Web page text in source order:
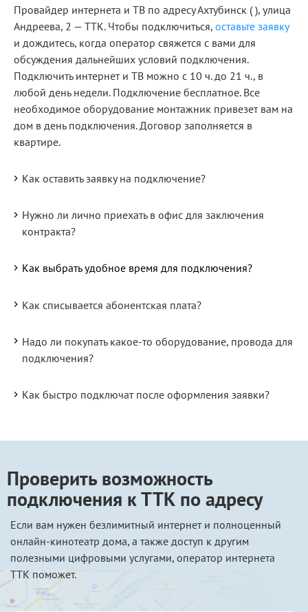
Провайдер интернета и ТВ по адресу Ахтубинск ( ), улица
Андреева, 2 — ТТК. Чтобы подключиться, оставьте заявку
и дождитесь, когда оператор свяжется с вами для
обсуждения дальнейших условий подключения.
Подключить интернет и ТВ можно с 10 ч. до 21 ч., в
любой день недели. Подключение бесплатное. Все
необходимое оборудование монтажник привезет вам на
дом в день подключения. Договор заполняется в
квартире.
Как оставить заявку на подключение?
Нужно ли лично приехать в офис для заключения
контракта?
Как выбрать удобное время для подключения?
Как списывается абонентская плата?
Надо ли покупать какое-то оборудование, провода для
подключения?
Как быстро подключат после оформления заявки?
Проверить возможность
подключения к ТТК по адресу
Если вам нужен безлимитный интернет и полноценный
онлайн-кинотеатр дома, а также доступ к другим
полезными цифровыми услугами, оператор интернета
ТТК поможет.